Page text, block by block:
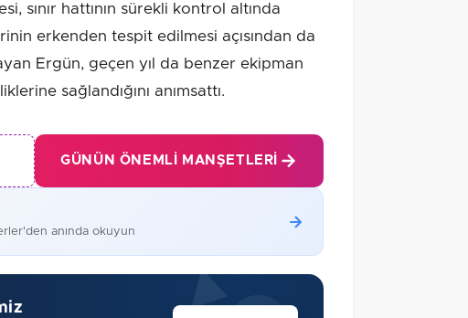
sınır hattının sürekli kontrol altında
erkenden tespit edilmesi açısından da
Ergün, geçen yıl da benzer ekipman
sağlandığını anımsattı.
GÜNÜN ÖNEMLI MANŞETLERI
anında okuyun